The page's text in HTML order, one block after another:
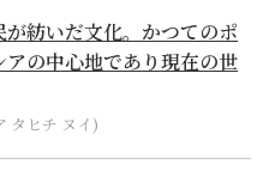
が紡いだ文化。かつてのポ
アの中心地であり現在の世
タヒチ ヌイ)